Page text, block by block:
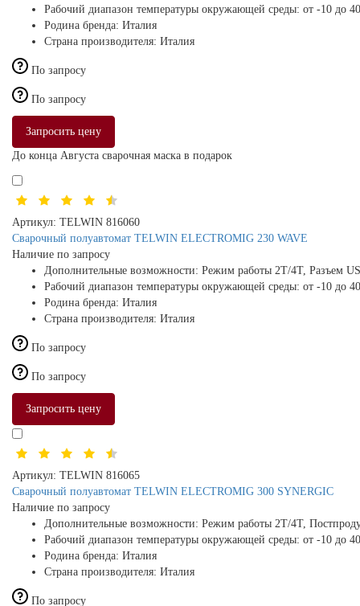
Рабочий диапазон температуры окружающей среды: от -10 до
Родина бренда: Италия
Страна производителя: Италия
По запросу
По запросу
Запросить цену
До конца Августа сварочная маска в подарок
Артикул: TELWIN 816060
Сварочный полуавтомат TELWIN ELECTROMIG 230 WAVE
Наличие по запросу
Дополнительные возможности: Режим работы 2Т/4Т, Разъем
Рабочий диапазон температуры окружающей среды: от -10 до
Родина бренда: Италия
Страна производителя: Италия
По запросу
По запросу
Запросить цену
Артикул: TELWIN 816065
Сварочный полуавтомат TELWIN ELECTROMIG 300 SYNERGIC
Наличие по запросу
Дополнительные возможности: Режим работы 2Т/4Т,
Рабочий диапазон температуры окружающей среды: от -10 до
Родина бренда: Италия
Страна производителя: Италия
По запросу